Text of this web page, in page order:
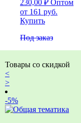
230,00 ₽ Оптом
от 161 руб.
Купить
Под заказ
Товары со скидкой
<
>
-5%